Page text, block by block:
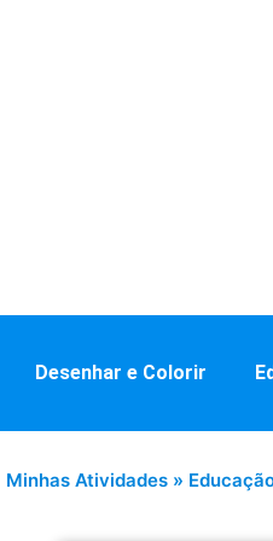
Desenhar e Colorir
Minhas Atividades »